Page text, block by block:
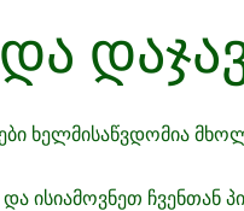
ხელმისაწვდომია
ისიამოვნეთ ჩვენთან